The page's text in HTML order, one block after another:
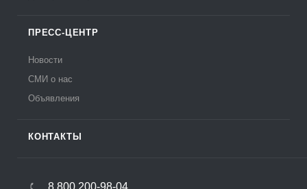
ПРЕСС-ЦЕНТР
Новости
СМИ о нас
Объявления
КОНТАКТЫ
8 800 200-98-04